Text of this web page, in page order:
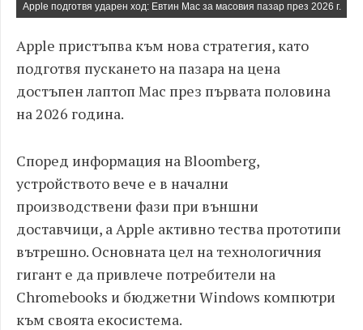
Apple подготвя ударен ход: Евтин Mac за масовия пазар през 2026 г.
Apple пристъпва към нова стратегия, като
подготвя пускането на пазара на цена
достъпен лаптоп Mac през първата половина
на 2026 година.
Според информация на Bloomberg,
устройството вече е в начални
производствени фази при външни
доставчици, а Apple активно тества прототипи
вътрешно. Основната цел на технологичния
гигант е да привлече потребители на
Chromebooks и бюджетни Windows компютри
към своята екосистема.